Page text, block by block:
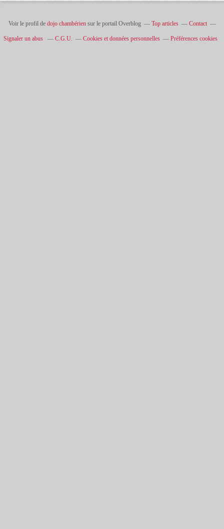
Voir le profil de dojo chambériensur le portail Overblog Top articles Contact
Signaler un abus C.G.U. Cookies et données personnelles Préférences cookies